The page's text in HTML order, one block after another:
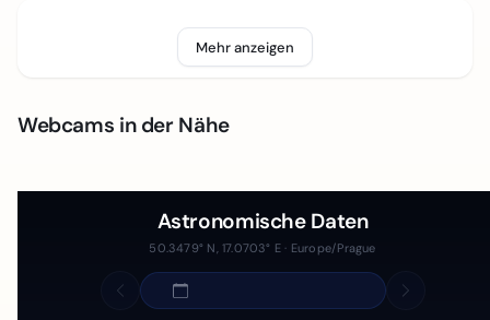
Mehr anzeigen
Webcams in der Nähe
Astronomische Daten
50.3479° N, 17.0703° E · Europe/Prague